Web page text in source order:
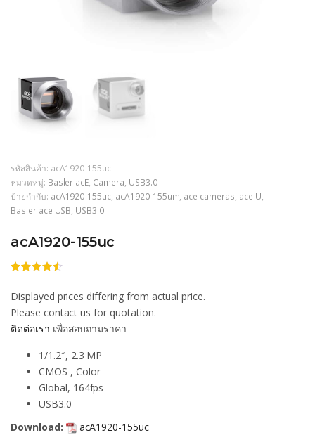
รหัสสินค้า: acA1920-155uc
หมวดหมู่: Basler acE Camera USB3.0
ป้ายกำกับ: acA1920-155uc acA1920-155um ace cameras ace U
Basler ace USB USB3.0
acA1920-155uc
คะแนน
4.50จาก
5 คะแนน
การให้
ของลูกค้า
Displayed prices differing from actual price.
Please contact us for quotation.
ติดต่อเรา เพื่อสอบถามราคา
1/1.2″, 2.3 MP
CMOS , Color
Global, 164fps
USB3.0
Download:
acA1920-155uc